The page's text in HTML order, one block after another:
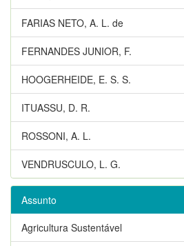
FARIAS NETO, A. L. de
FERNANDES JUNIOR, F.
HOOGERHEIDE, E. S. S.
ITUASSU, D. R.
ROSSONI, A. L.
VENDRUSCULO, L. G.
Assunto
Agricultura Sustentável